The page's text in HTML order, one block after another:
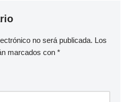
no será publicada. Los
marcados con *